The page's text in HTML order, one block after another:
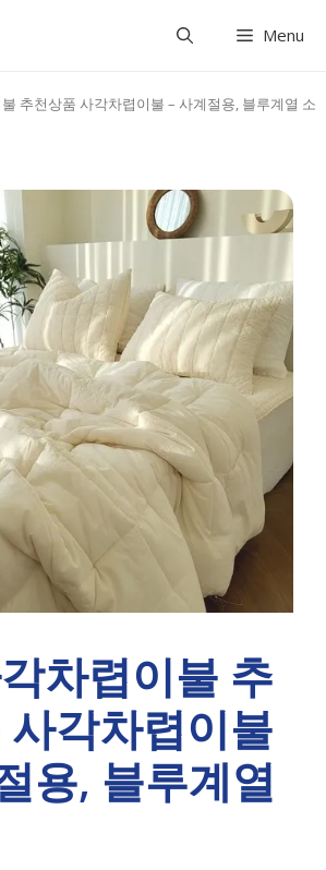
Menu
추천상품 사각차렵이불 – 사계절용, 블루계열 소
차렵이불 추
각차렵이불
용, 블루계열